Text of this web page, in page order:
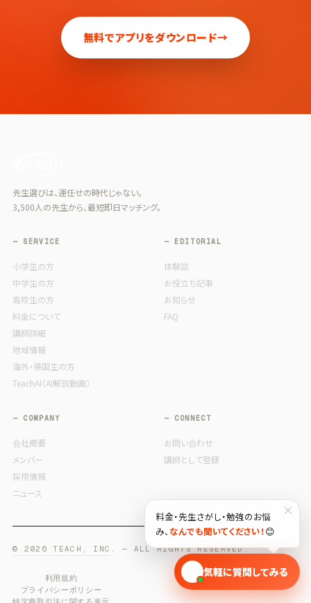
無料でアプリをダウンロード→
先生選びは、運任せの時代じゃない。
3,500人の先生から、最短即日マッチング。
— SERVICE
小学生の方
中学生の方
高校生の方
料金について
講師詳細
地域情報
海外・帰国生の方
TeachAI（AI解説動画）
— EDITORIAL
体験談
お役立ち記事
お知らせ
FAQ
— COMPANY
会社概要
メンバー
採用情報
ニュース
— CONNECT
お問い合わせ
講師として登録
© 2026 TEACH, INC. — ALL RIGHTS RESERVED.
利用規約
プライバシーポリシー
×
料金・先生さがし・勉強のお悩
み、 なんでも聞いてください！ 😊
🎓 気軽に質問してみる